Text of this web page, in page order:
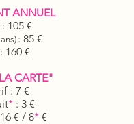
ANNUEL
105 €
: 85 €
160 €
CARTE"
: 7 €
*: 3 €
€ / 8* €